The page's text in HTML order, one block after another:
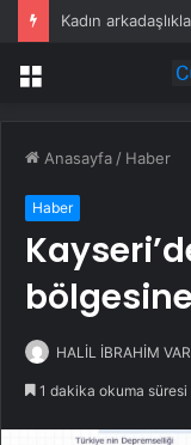
Kadın
Menü
Anasayfa / Haber
Haber
HALİL İBRAHİM
1 dakika okuma süresi